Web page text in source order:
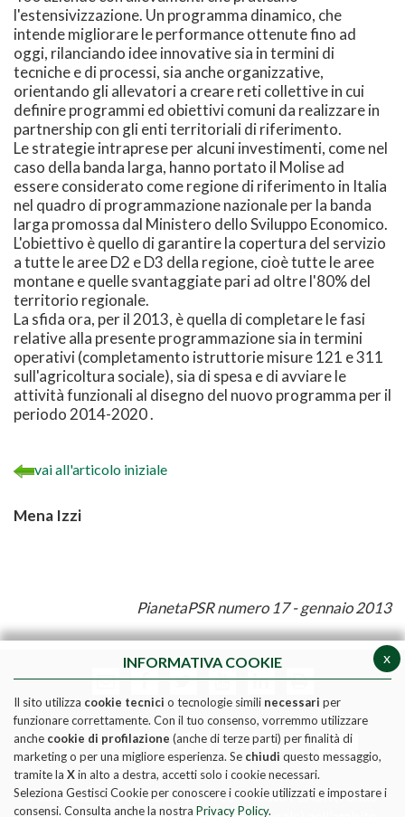
l'estensivizzazione. Un programma dinamico, che
intende migliorare le performance ottenute fino ad
oggi, rilanciando idee innovative sia in termini di
tecniche e di processi, sia anche organizzative,
orientando gli allevatori a creare reti collettive in cui
definire programmi ed obiettivi comuni da realizzare in
partnership con gli enti territoriali di riferimento.
Le strategie intraprese per alcuni investimenti, come nel
caso della banda larga, hanno portato il Molise ad
essere considerato come regione di riferimento in Italia
nel quadro di programmazione nazionale per la banda
larga promossa dal Ministero dello Sviluppo Economico.
L'obiettivo è quello di garantire la copertura del servizio
a tutte le aree D2 e D3 della regione, cioè tutte le aree
montane e quelle svantaggiate pari ad oltre l'80% del
territorio regionale.
La sfida ora, per il 2013, è quella di completare le fasi
relative alla presente programmazione sia in termini
operativi (completamento istruttorie misure 121 e 311
sull'agricoltura sociale), sia di spesa e di avviare le
attività funzionali al disegno del nuovo programma per il
periodo 2014-2020 .
vai all'articolo iniziale
Mena Izzi
PianetaPSR numero 17 - gennaio 2013
Pubblicazione realizzata con il contributo FEASR (Fondo
x
INFORMATIVA COOKIE
Il sito utilizza cookie tecnici o tecnologie simili necessari per
funzionare correttamente. Con il tuo consenso, vorremmo utilizzare
anche cookie di profilazione (anche di terze parti) per finalità di
marketing o per una migliore esperienza. Se chiudi questo messaggio,
tramite la Xin alto a destra, accetti solo i cookie necessari.
Seleziona Gestisci Cookie per conoscere i cookie utilizzati e impostare i
consensi. Consulta anche la nostra Privacy Policy.